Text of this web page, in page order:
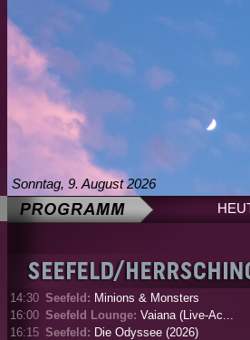
Sonntag, 9. August 2026
14:30 Seefeld: Minions & Monsters
16:00 Seefeld Lounge: Vaiana (Live-Ac...
16:15 Seefeld: Die Odyssee (2026)